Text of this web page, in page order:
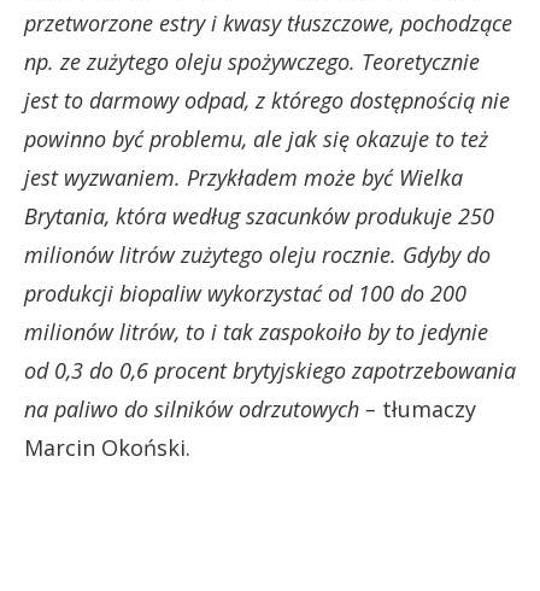
przetworzone estry i kwasy tłuszczowe, pochodzące
np. ze zużytego oleju spożywczego. Teoretycznie
jest to darmowy odpad, z którego dostępnością nie
powinno być problemu, ale jak się okazuje to też
jest wyzwaniem. Przykładem może być Wielka
Brytania, która według szacunków produkuje 250
milionów litrów zużytego oleju rocznie. Gdyby do
produkcji biopaliw wykorzystać od 100 do 200
milionów litrów, to i tak zaspokoiło by to jedynie
od 0,3 do 0,6 procent brytyjskiego zapotrzebowania
na paliwo do silników odrzutowych – tłumaczy
Marcin Okoński.